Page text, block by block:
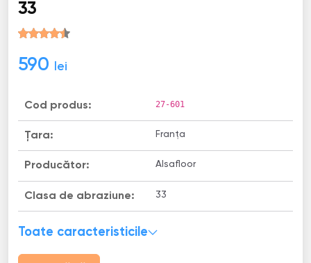
33
590 lei
Cod produs: 27-601
Țara: Franța
Producător: Alsafloor
Clasa de abraziune: 33
Toate caracteristicile